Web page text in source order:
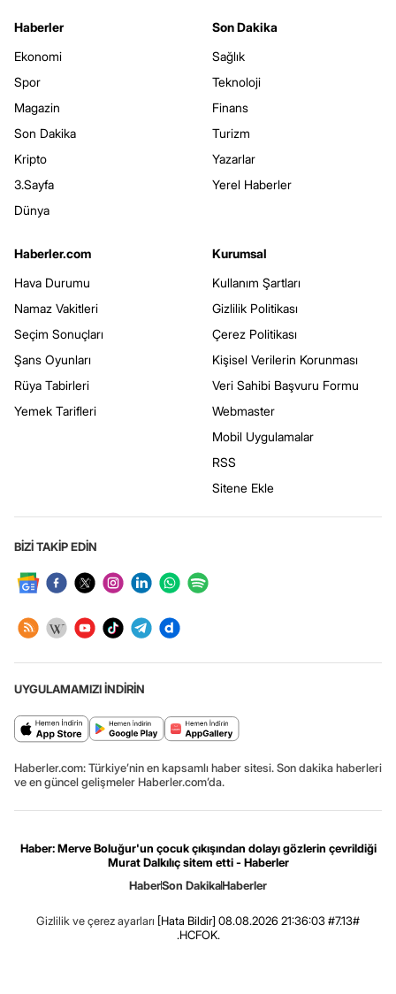
Haberler
Ekonomi
Spor
Magazin
Son Dakika
Kripto
3.Sayfa
Dünya
Son Dakika
Sağlık
Teknoloji
Finans
Turizm
Yazarlar
Yerel Haberler
Haberler.com
Hava Durumu
Namaz Vakitleri
Seçim Sonuçları
Şans Oyunları
Rüya Tabirleri
Yemek Tarifleri
Kurumsal
Kullanım Şartları
Gizlilik Politikası
Çerez Politikası
Kişisel Verilerin Korunması
Veri Sahibi Başvuru Formu
Webmaster
Mobil Uygulamalar
RSS
Sitene Ekle
BİZİ TAKİP EDİN
UYGULAMAMIZI İNDİRİN
Haberler.com: Türkiye’nin en kapsamlı haber sitesi. Son dakika haberleri
ve en güncel gelişmeler Haberler.com’da.
Haber: Merve Boluğur'un çocuk çıkışından dolayı gözlerin çevrildiği
Murat Dalkılıç sitem etti - Haberler
HaberSon DakikaHaberler
Gizlilik ve çerez ayarları [Hata Bildir] 08.08.2026 21:36:03 #7.13#
.HCFOK.